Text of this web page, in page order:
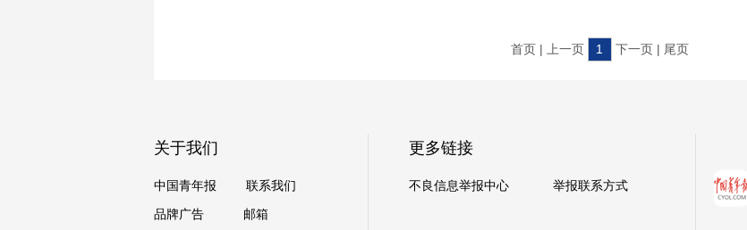
首页 | 上一页 1 下一页 | 尾页
关于我们
中国青年报
联系我们
品牌广告
邮箱
更多链接
不良信息举报中心 举报联系方式